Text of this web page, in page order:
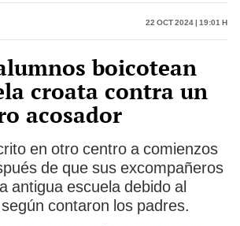
22 Oct 2024 | 19:01 h
boicotean
croata contra un
acosador
en otro centro a comienzos
de que sus excompañeros
antigua escuela debido al
contaron los padres.